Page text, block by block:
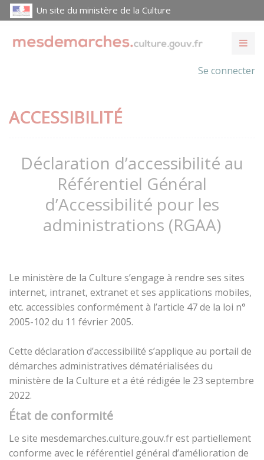
Un site du ministère de la Culture
Se connecter
ACCESSIBILITÉ
Déclaration d’accessibilité au
Référentiel Général
d’Accessibilité pour les
administrations (RGAA)
Le ministère de la Culture s’engage à rendre ses sites
internet, intranet, extranet et ses applications mobiles,
etc. accessibles conformément à l’article 47 de la loi n°
2005-102 du 11 février 2005.
Cette déclaration d’accessibilité s’applique au portail de
démarches administratives dématérialisées du
ministère de la Culture et a été rédigée le 23 septembre
2022.
État de conformité
Le site mesdemarches.culture.gouv.fr est partiellement
conforme avec le référentiel général d’amélioration de